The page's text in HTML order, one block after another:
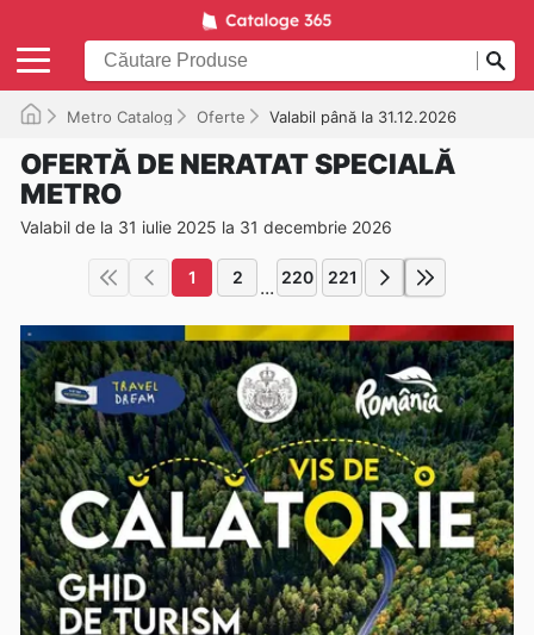
Metro Catalog Oferte Valabil până la 31.12.2026
OFERTĂ DE NERATAT SPECIALĂ
METRO
Valabil de la 31 iulie 2025 la 31 decembrie 2026
1 2 ... 220 221